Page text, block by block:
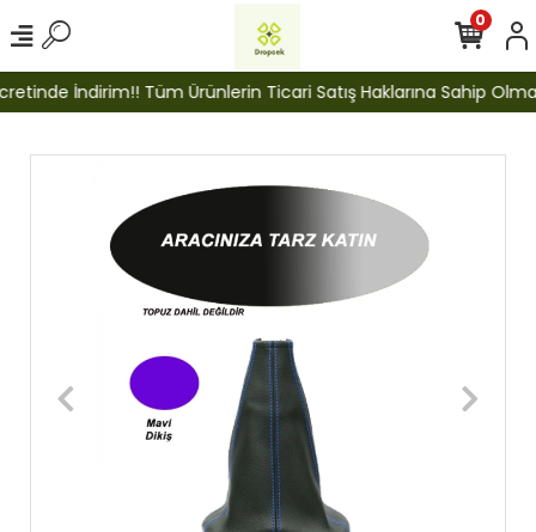
İndirim!! Tüm Ürünlerin Ticari Satış Haklarına Sahip
0